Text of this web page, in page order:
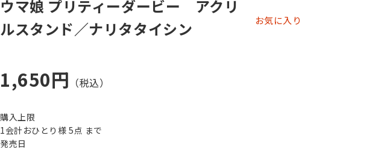
ウマ娘 プリティーダービー アクリ
ルスタンド／ナリタタイシン
お気に入り
1,650円
購入上限
1会計おひとり様 5点 まで
発売日